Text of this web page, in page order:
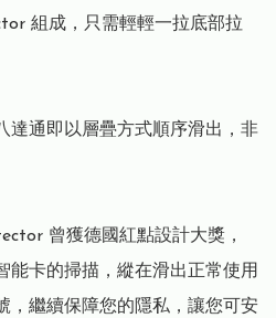
組成，只需輕輕一拉底部拉
達通即以層疊方式順序滑出，非
曾獲德國紅點設計大獎，
能卡的掃描，縱在滑出正常使用
，繼續保障您的隱私，讓您可安